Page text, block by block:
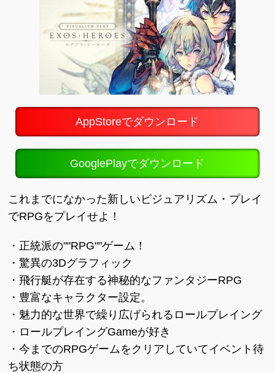
AppStoreでダウンロード
GooglePlayでダウンロード
これまでになかった新しいビジュアリズム・プレイ
でRPGをプレイせよ！
・正統派の""RPG""ゲーム！
・驚異の3Dグラフィック
・飛行艇が存在する神秘的なファンタジーRPG
・豊富なキャラクター設定。
・魅力的な世界で繰り広げられるロールプレイング
・ロールプレイングGameが好き
・今までのRPGゲームをクリアしていてイベント待
ち状態の方